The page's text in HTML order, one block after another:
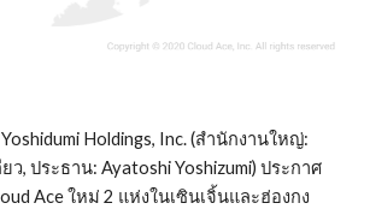
Holdings, Inc. (สำนักงานใหญ่:
ว, ประธาน: Ayatoshi Yoshizumi) ประกาศ
Ace ใหม่ 2 แห่งในเซินเจิ้นและฮ่องกง